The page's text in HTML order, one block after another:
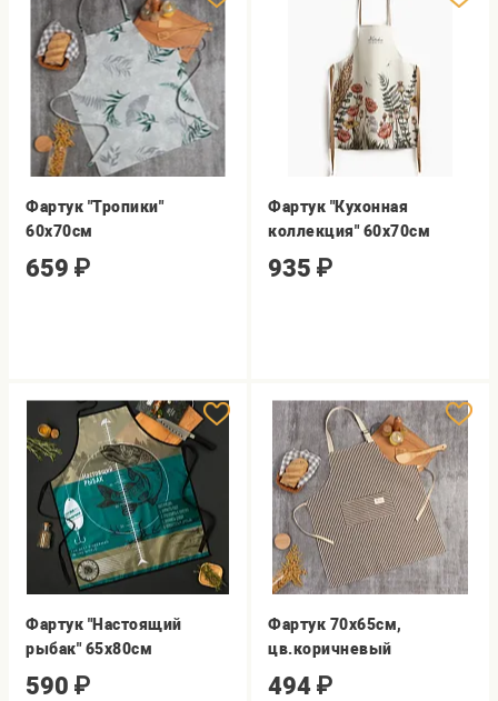
Фартук "Тропики"
60х70см
659 ₽
Фартук "Кухонная
коллекция" 60х70см
935 ₽
Фартук "Настоящий
рыбак" 65х80см
590 ₽
Фартук 70х65см,
цв.коричневый
494 ₽